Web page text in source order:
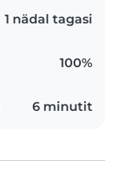
1 nädal tagasi
100%
6 minutit